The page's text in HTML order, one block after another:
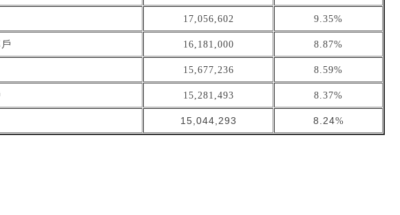
17,056,602 9.35%
16,181,000 8.87%
15,677,236 8.59%
15,281,493 8.37%
15,044,293 8.24%